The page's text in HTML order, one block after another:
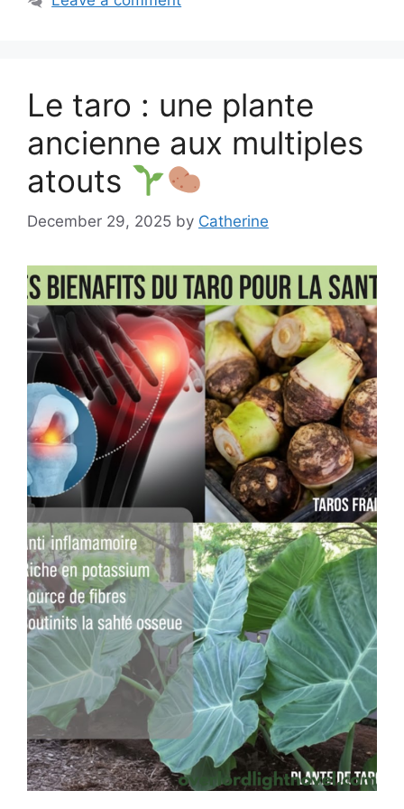
Le taro : une plante
ancienne aux multiples
atouts
December 29, 2025 by Catherine